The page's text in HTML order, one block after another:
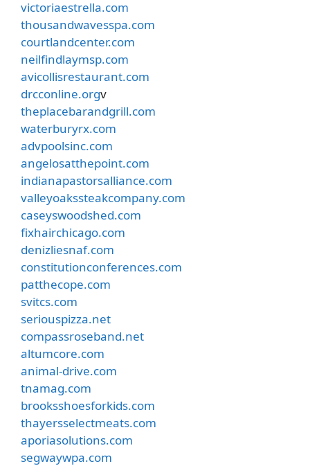
victoriaestrella.com
thousandwavesspa.com
courtlandcenter.com
neilfindlaymsp.com
avicollisrestaurant.com
drcconline.orgv
theplacebarandgrill.com
waterburyrx.com
advpoolsinc.com
angelosatthepoint.com
indianapastorsalliance.com
valleyoakssteakcompany.com
caseyswoodshed.com
fixhairchicago.com
denizliesnaf.com
constitutionconferences.com
patthecope.com
svitcs.com
seriouspizza.net
compassroseband.net
altumcore.com
animal-drive.com
tnamag.com
brooksshoesforkids.com
thayersselectmeats.com
aporiasolutions.com
segwaywpa.com